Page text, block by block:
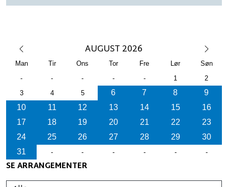
AUGUST 2026
Man Tir Ons Tor Fre Lør
Søn
-
- - - - 1
2
3
4 5 6 7 8
9
10
11 12 13 14 15
16
17
18 19 20 21 22
23
24
25 26 27 28 29
30
31
- - - - - -
SE ARRANGEMENTER